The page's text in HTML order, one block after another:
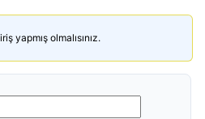
yapmış olmalısınız.